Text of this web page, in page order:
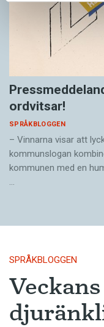
ordvitsar!
SPRÅKBLOGGEN
– Vinnarna visar att
kommunslogan
kommunen med en
…
SPRÅKBLOGGEN